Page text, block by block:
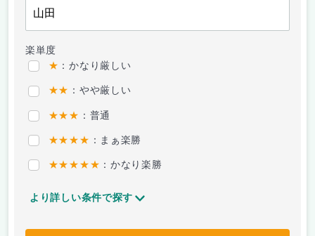
楽単度
★ ：かなり厳しい
★★ ：やや厳しい
★★★ ：普通
★★★★ ：まぁ楽勝
★★★★★ ：かなり楽勝
より詳しい条件で探す